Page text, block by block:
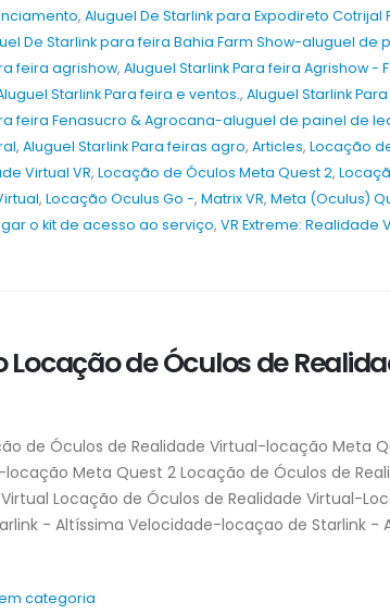
, Aluguel De Starlink para Expodireto
De Starlink para feira Bahia Farm Show-aluguel de
feira agrishow, Aluguel Starlink Para feira Agrishow
Starlink Para feira e ventos., Aluguel Starlink
feira Fenasucro & Agrocana-aluguel de painel de
, Aluguel Starlink Para feiras agro, Articles, Locação
Virtual VR, Locação de Óculos Meta Quest 2,
, Locação Oculus Go -, Matrix VR, Meta (Oculus)
o kit de acesso ao serviço, VR Extreme: Realidade
Locação de Óculos de
de Óculos de Realidade Virtual-locação Meta
locação Meta Quest 2 Locação de Óculos de
Locação de Óculos de Realidade Virtual-
- Altíssima Velocidade-locaçao de Starlink -
categoria